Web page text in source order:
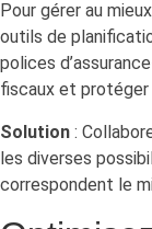
Pour gérer au
outils de
polices
fiscaux et
Solution :
les diverses
correspondent le